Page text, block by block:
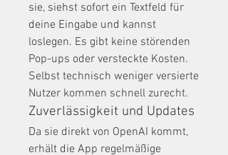
sie, siehst sofort ein Textfeld für
deine Eingabe und kannst
loslegen. Es gibt keine störenden
Pop-ups oder versteckte Kosten.
Selbst technisch weniger versierte
Nutzer kommen schnell zurecht.
Zuverlässigkeit und Updates
Da sie direkt von OpenAI kommt,
erhält die App regelmäßige